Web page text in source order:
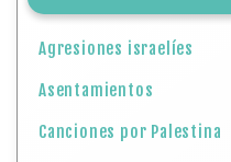
Agresiones israelíes
Asentamientos
Canciones por Palestina